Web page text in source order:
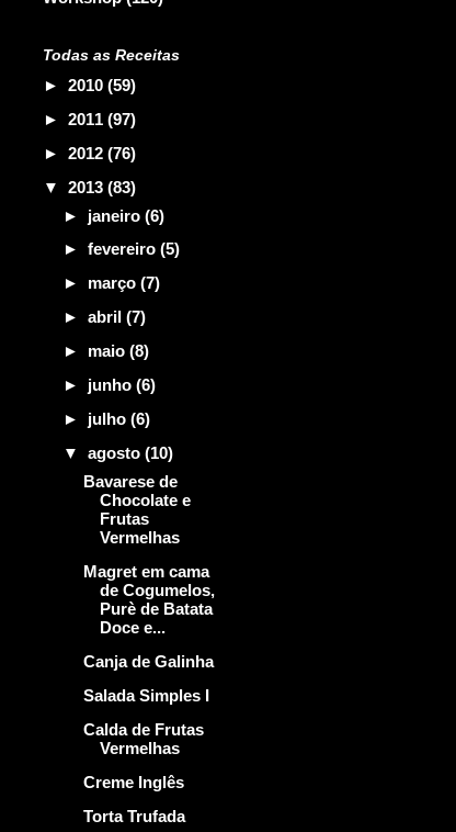
Todas as Receitas
► 2010 (59)
► 2011 (97)
► 2012 (76)
▼ 2013 (83)
► janeiro (6)
► fevereiro (5)
► março (7)
► abril (7)
► maio (8)
► junho (6)
► julho (6)
▼ agosto (10)
Bavarese de
Chocolate e
Frutas
Vermelhas
Magret em cama
de Cogumelos,
Purè de Batata
Doce e...
Canja de Galinha
Salada Simples I
Calda de Frutas
Vermelhas
Creme Inglês
Torta Trufada